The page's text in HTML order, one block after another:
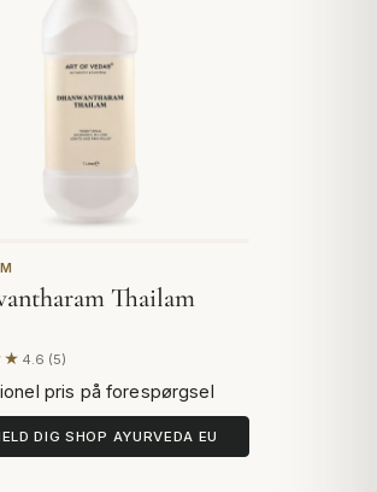
Thailam
4.6 (5)
på 5 anmeldelser
pris på forespørgsel
DIG SHOP AYURVEDA EU